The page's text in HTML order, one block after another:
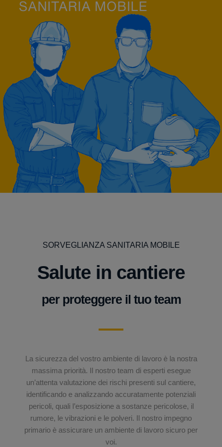
SORVEGLIANZA SANITARIA MOBILE
Salute in cantiere
per proteggere il tuo team
La sicurezza del vostro ambiente di lavoro è la nostra
massima priorità. Il nostro team di esperti esegue
un’attenta valutazione dei rischi presenti sul cantiere,
identificando e analizzando accuratamente potenziali
pericoli, quali l’esposizione a sostanze pericolose, il
rumore, le vibrazioni e le polveri. Il nostro impegno
primario è assicurare un ambiente di lavoro sicuro per
voi.